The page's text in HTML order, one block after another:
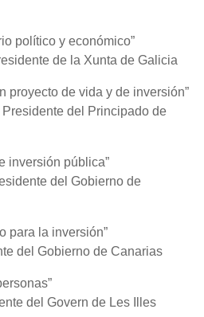
político y económico”
de la Xunta de Galicia
proyecto de vida y de inversión”
Presidente del Principado de
inversión pública”
del Gobierno de
para la inversión”
del Gobierno de Canarias
del Govern de Les Illes